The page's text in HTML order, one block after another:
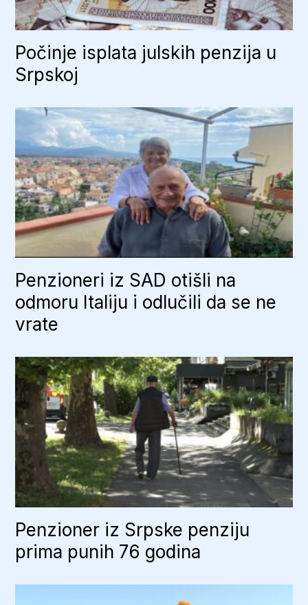
Počinje isplata julskih penzija u
Srpskoj
Penzioneri iz SAD otišli na
odmoru Italiju i odlučili da se ne
vrate
Penzioner iz Srpske penziju
prima punih 76 godina